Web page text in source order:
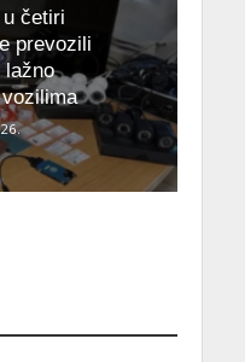
četiri
prevozili
lažno